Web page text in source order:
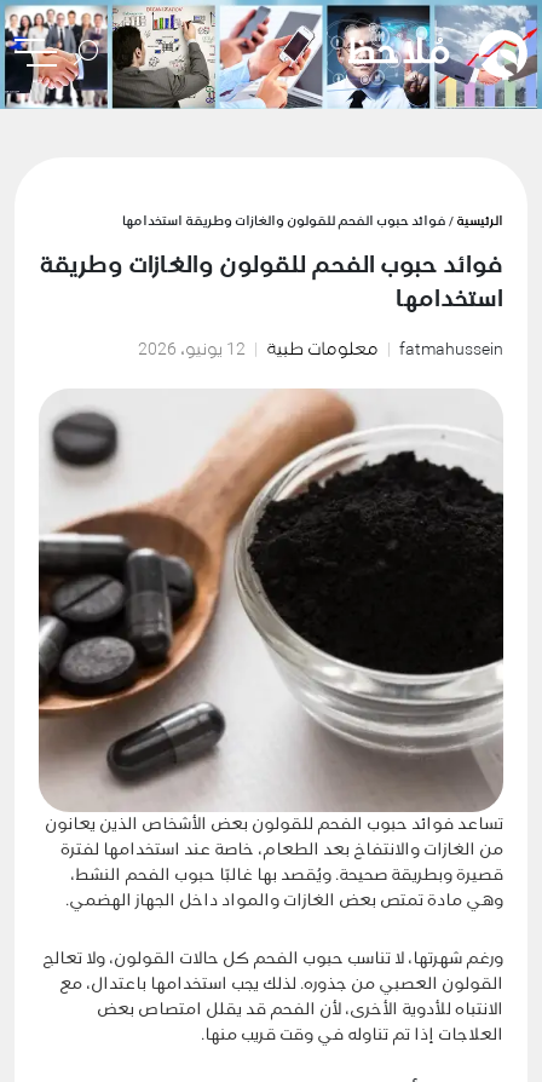
الرئيسية / فوائد حبوب الفحم للقولون والغازات وطريقة استخدامها
فوائد حبوب الفحم للقولون والغازات وطريقة
استخدامها
fatmahussein معلومات طبية 12 يونيو، 2026
تساعد فوائد حبوب الفحم للقولون بعض الأشخاص الذين يعانون
من الغازات والانتفاخ بعد الطعام، خاصة عند استخدامها لفترة
قصيرة وبطريقة صحيحة. ويُقصد بها غالبًا حبوب الفحم النشط،
وهي مادة تمتص بعض الغازات والمواد داخل الجهاز الهضمي.
ورغم شهرتها، لا تناسب حبوب الفحم كل حالات القولون، ولا تعالج
القولون العصبي من جذوره. لذلك يجب استخدامها باعتدال، مع
الانتباه للأدوية الأخرى، لأن الفحم قد يقلل امتصاص بعض
العلاجات إذا تم تناوله في وقت قريب منها.